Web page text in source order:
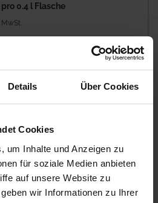
Details Über Cookies
Cookies
um Inhalte und Anzeigen zu
für soziale Medien anbieten
auf unsere Website zu
wir Informationen zu Ihrer
pro 0.4 l Flasche
MwSt.
lieferbar
Anfrage